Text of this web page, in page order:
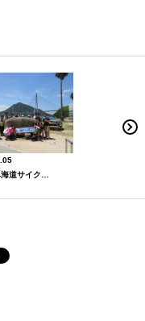
ング Part②（企画者視点）